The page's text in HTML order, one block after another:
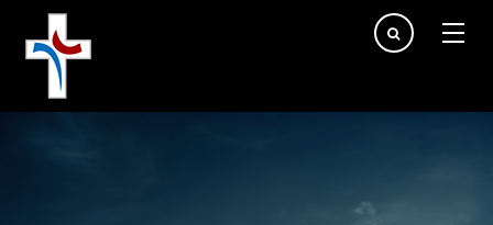
Traži...